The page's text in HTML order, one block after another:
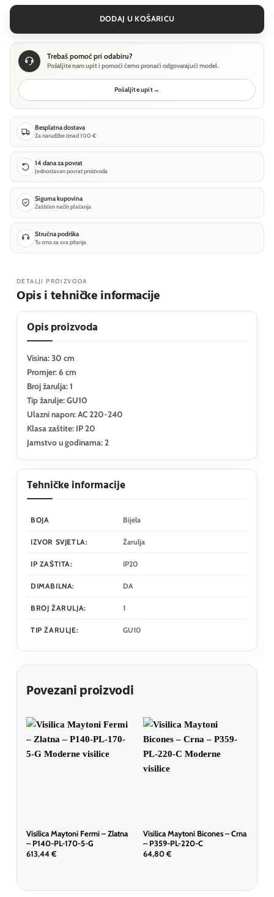
DODAJ U KOŠARICU
Trebaš pomoć pri odabiru?
Pošaljite nam upit i pomoći ćemo pronaći odgovarajući model.
Pošaljite upit→
Besplatna dostava
Za narudžbe iznad 100 €
14 dana za povrat
Jednostavan povrat proizvoda
Sigurna kupovina
Zaštićen način plaćanja
Stručna podrška
Tu smo za sva pitanja
DETALJI PROIZVODA
Opis i tehničke informacije
Opis proizvoda
Visina: 30 cm
Promjer: 6 cm
Broj žarulja: 1
Tip žarulje: GU10
Ulazni napon: AC 220-240
Klasa zaštite: IP 20
Jamstvo u godinama: 2
Tehničke informacije
BOJA Bijela
IZVOR SVJETLA: Žarulja
IP ZAŠTITA: IP20
DIMABILNA: DA
BROJ ŽARULJA: 1
TIP ŽARULJE: GU10
Povezani proizvodi
Visilica Maytoni Fermi – Zlatna
– P140-PL-170-5-G
613,44 €
Visilica Maytoni Bicones – Crna
– P359-PL-220-C
64,80 €